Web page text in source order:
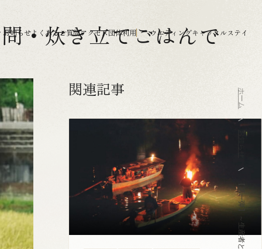
お知らせよくあるご質問アクセス団体利用 ウエディングキャッスルステイ
ホーム
・炊き立てごはんで
関連記事